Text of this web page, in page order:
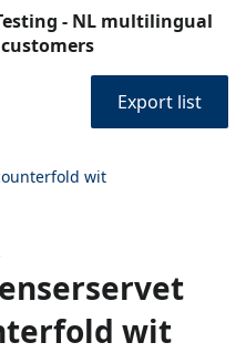
- NL multilingual
Export list
wit
wit